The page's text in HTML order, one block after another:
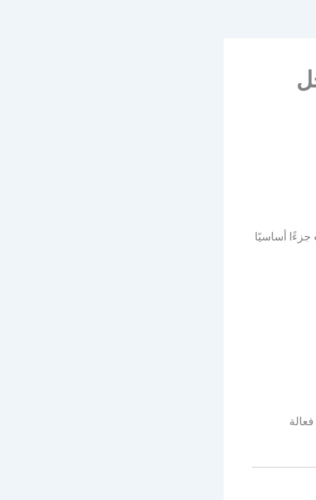
جزءًا أساسيًا
فعالة